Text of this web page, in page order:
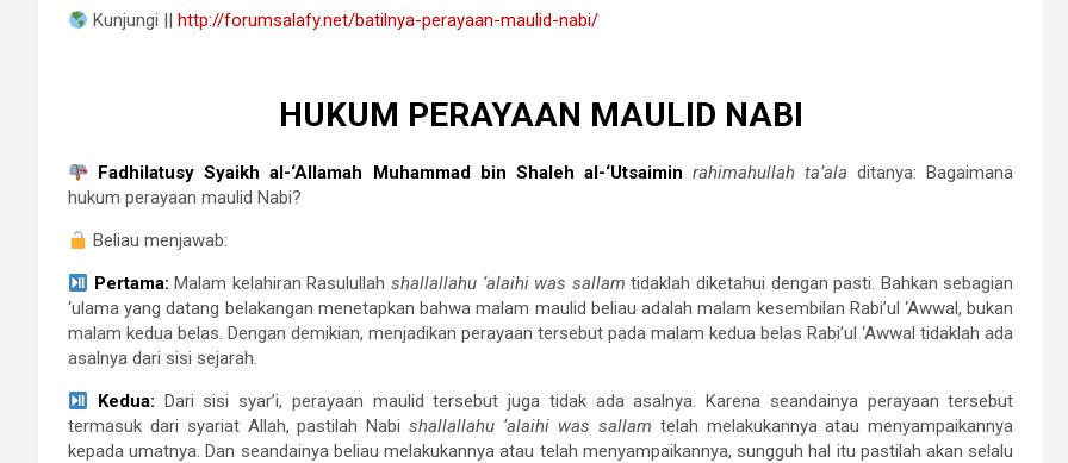
Kunjungi ||http://forumsalafy.net/batilnya-perayaan-maulid-nabi/
HUKUM PERAYAAN MAULID NABI
Fadhilatusy Syaikh al-‘Allamah Muhammad bin Shaleh al-‘Utsaimin rahimahullah ta’ala ditanya: Bagaimana
hukum perayaan maulid Nabi?
Beliau menjawab:
Pertama: Malam kelahiran Rasulullahshallallahu ‘alaihi was sallam tidaklah diketahui dengan pasti. Bahkan sebagian
‘ulama yang datang belakangan menetapkan bahwa malam maulid beliau adalah malam kesembilan Rabi’ul ‘Awwal, bukan
malam kedua belas. Dengan demikian, menjadikan perayaan tersebut pada malam kedua belas Rabi’ul ‘Awwal tidaklah ada
asalnya dari sisi sejarah.
Kedua: Dari sisi syar’i, perayaan maulid tersebut juga tidak ada asalnya. Karena seandainya perayaan tersebut
termasuk dari syariat Allah, pastilah Nabishallallahu ‘alaihi was sallam telah melakukannya atau menyampaikannya
kepada umatnya. Dan seandainya beliau melakukannya atau telah menyampaikannya, sungguh hal itu pastilah akan selalu